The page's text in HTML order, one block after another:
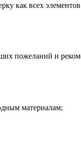
как всех
пожеланий и
материалам;